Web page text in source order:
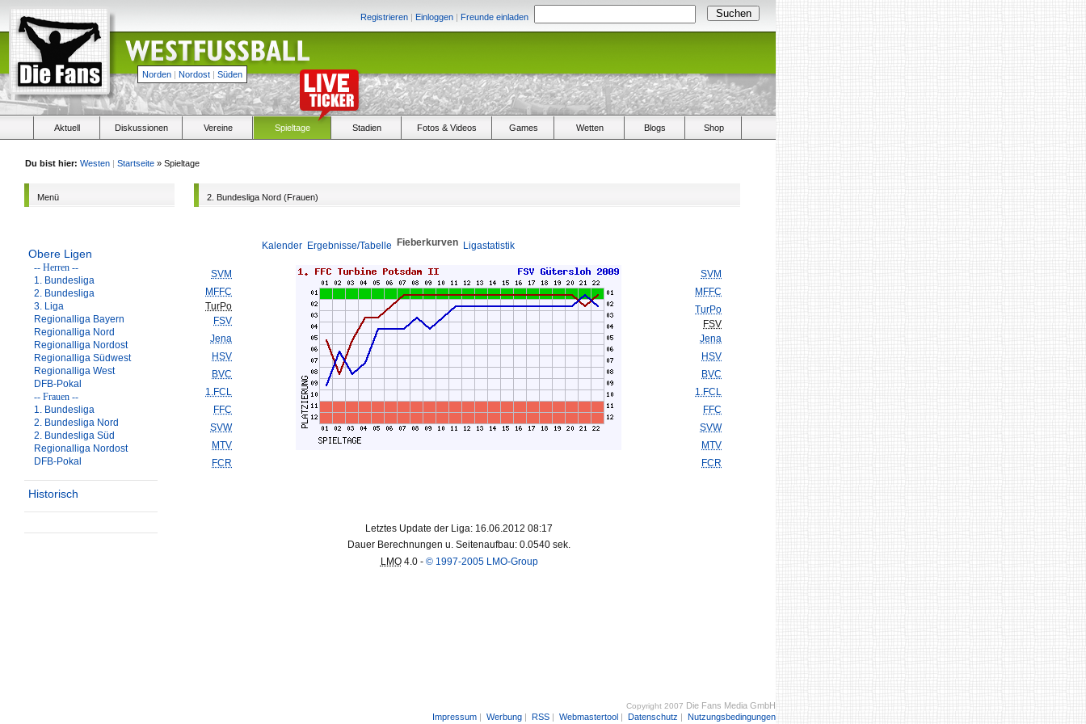
Registrieren | Einloggen | Freunde einladen
Norden | Nordost | Süden
Aktuell Diskussionen Vereine Spieltage Stadien Fotos & Videos Games Wetten Blogs Shop
Du bist hier: Westen | Startseite » Spieltage
Menü
Obere Ligen
-- Herren --
1. Bundesliga
2. Bundesliga
3. Liga
Regionalliga Bayern
Regionalliga Nord
Regionalliga Nordost
Regionalliga Südwest
Regionalliga West
DFB-Pokal
-- Frauen --
1. Bundesliga
2. Bundesliga Nord
2. Bundesliga Süd
Regionalliga Nordost
DFB-Pokal
Historisch
2. Bundesliga Nord (Frauen)
Kalender Ergebnisse/Tabelle Fieberkurven Ligastatistik
SVM
MFFC
TurPo
FSV
Jena
HSV
BVC
1.FCL
FFC
SVW
MTV
FCR
SVM
MFFC
TurPo
FSV
Jena
HSV
BVC
1.FCL
FFC
SVW
MTV
FCR
Letztes Update der Liga: 16.06.2012 08:17
Dauer Berechnungen u. Seitenaufbau: 0.0540 sek.
LMO4.0 - © 1997-2005 LMO-Group
Copyright 2007 Die Fans Media GmbH
Impressum | Werbung | RSS | Webmastertool | Datenschutz | Nutzungsbedingungen